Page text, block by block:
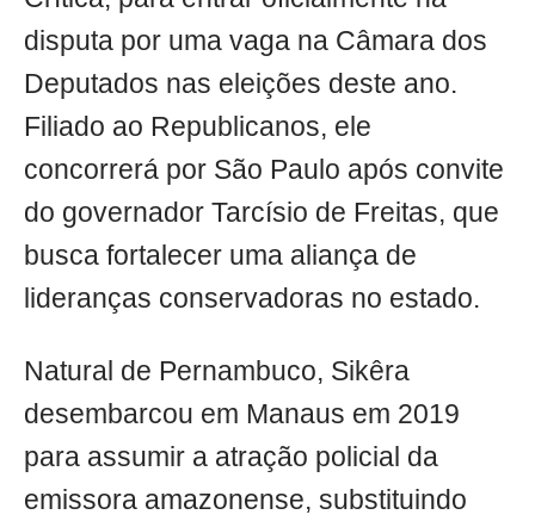
disputa por uma vaga na Câmara dos
Deputados nas eleições deste ano.
Filiado ao Republicanos, ele
concorrerá por São Paulo após convite
do governador Tarcísio de Freitas, que
busca fortalecer uma aliança de
lideranças conservadoras no estado.
Natural de Pernambuco, Sikêra
desembarcou em Manaus em 2019
para assumir a atração policial da
emissora amazonense, substituindo